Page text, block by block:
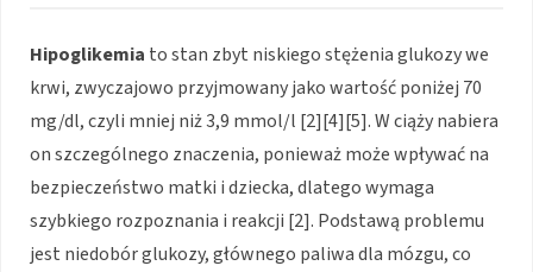
Hipoglikemia to stan zbyt niskiego stężenia glukozy we
krwi, zwyczajowo przyjmowany jako wartość poniżej 70
mg/dl, czyli mniej niż 3,9 mmol/l [2][4][5]. W ciąży nabiera
on szczególnego znaczenia, ponieważ może wpływać na
bezpieczeństwo matki i dziecka, dlatego wymaga
szybkiego rozpoznania i reakcji [2]. Podstawą problemu
jest niedobór glukozy, głównego paliwa dla mózgu, co